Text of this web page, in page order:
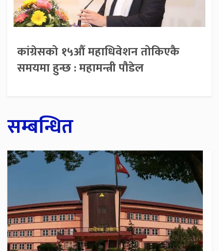
कांग्रेसको १५औँ महाधिवेशन तोकिएकै
समयमा हुन्छ : महामन्त्री पौडेल
सम्बन्धित